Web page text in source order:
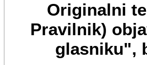
Originalni
Pravilnik)
glasniku",